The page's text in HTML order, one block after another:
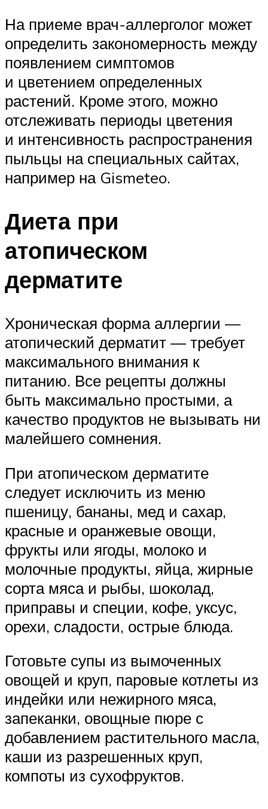
На приеме врач-аллерголог может
определить закономерность между
появлением симптомов
и цветением определенных
растений. Кроме этого, можно
отслеживать периоды цветения
и интенсивность распространения
пыльцы на специальных сайтах,
например на Gismeteo.
Диета при
атопическом
дерматите
Хроническая форма аллергии —
атопический дерматит — требует
максимального внимания к
питанию. Все рецепты должны
быть максимально простыми, а
качество продуктов не вызывать ни
малейшего сомнения.
При атопическом дерматите
следует исключить из меню
пшеницу, бананы, мед и сахар,
красные и оранжевые овощи,
фрукты или ягоды, молоко и
молочные продукты, яйца, жирные
сорта мяса и рыбы, шоколад,
приправы и специи, кофе, уксус,
орехи, сладости, острые блюда.
Готовьте супы из вымоченных
овощей и круп, паровые котлеты из
индейки или нежирного мяса,
запеканки, овощные пюре с
добавлением растительного масла,
каши из разрешенных круп,
компоты из сухофруктов.